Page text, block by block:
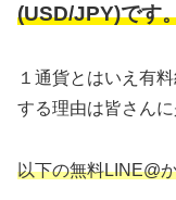
(USD/JPY)です
１通貨とはいえ有
する理由は皆さん
以下の無料LINE@